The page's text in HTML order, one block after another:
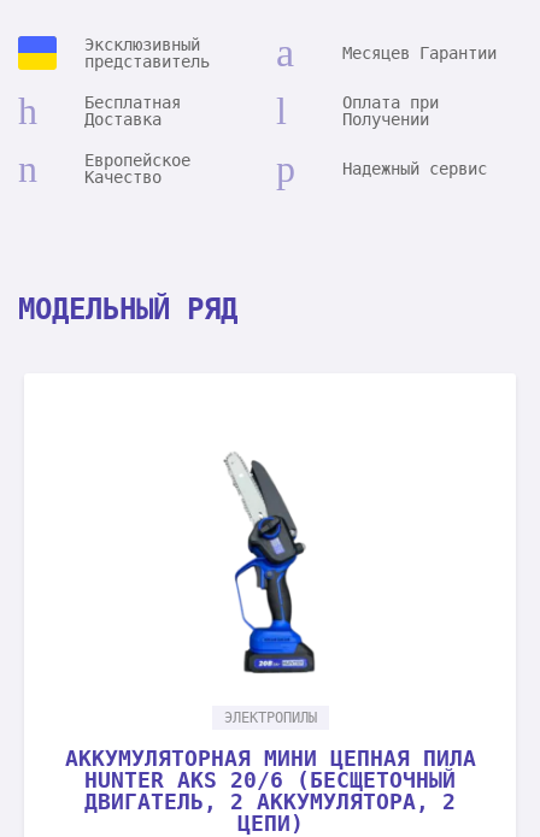
Эксклюзивный
представитель
Месяцев Гарантии
Бесплатная
Доставка
Оплата при
Получении
Европейское
Качество
Надежный сервис
МОДЕЛЬНЫЙ РЯД
ЭЛЕКТРОПИЛЫ
АККУМУЛЯТОРНАЯ МИНИ ЦЕПНАЯ ПИЛА
HUNTER AKS 20/6 (БЕСЩЕТОЧНЫЙ
ДВИГАТЕЛЬ, 2 АККУМУЛЯТОРА, 2
ЦЕПИ)